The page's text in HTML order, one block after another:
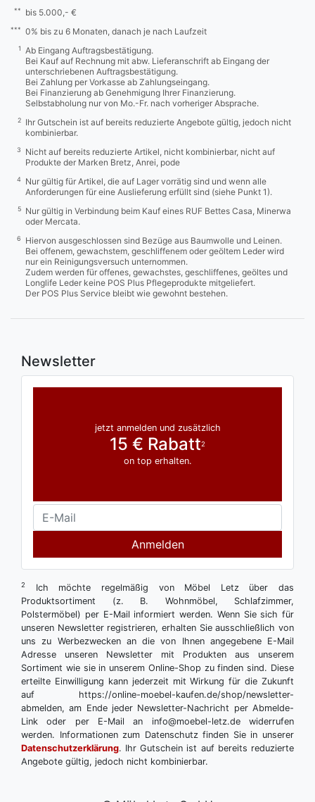
** bis 5.000,- €
*** 0% bis zu 6 Monaten, danach je nach Laufzeit
1
Ab Eingang Auftragsbestätigung.
Bei Kauf auf Rechnung mit abw. Lieferanschrift ab Eingang der
unterschriebenen Auftragsbestätigung.
Bei Zahlung per Vorkasse ab Zahlungseingang.
Bei Finanzierung ab Genehmigung Ihrer Finanzierung.
Selbstabholung nur von Mo.-Fr. nach vorheriger Absprache.
2
Ihr Gutschein ist auf bereits reduzierte Angebote gültig, jedoch nicht
kombinierbar.
3
Nicht auf bereits reduzierte Artikel, nicht kombinierbar, nicht auf
Produkte der Marken Bretz, Anrei, pode
4
Nur gültig für Artikel, die auf Lager vorrätig sind und wenn alle
Anforderungen für eine Auslieferung erfüllt sind (siehe Punkt 1).
5
Nur gültig in Verbindung beim Kauf eines RUF Bettes Casa, Minerwa
oder Mercata.
6
Hiervon ausgeschlossen sind Bezüge aus Baumwolle und Leinen.
Bei offenem, gewachstem, geschliffenem oder geöltem Leder wird
nur ein Reinigungsversuch unternommen.
Zudem werden für offenes, gewachstes, geschliffenes, geöltes und
Longlife Leder keine POS Plus Pflegeprodukte mitgeliefert.
Der POS Plus Service bleibt wie gewohnt bestehen.
Newsletter
jetzt anmelden und zusätzlich
15 € Rabatt2
on top erhalten.
Anmelden
2
Ich möchte regelmäßig von Möbel Letz über das
Produktsortiment (z. B. Wohnmöbel, Schlafzimmer,
Polstermöbel) per E-Mail informiert werden. Wenn Sie sich für
unseren Newsletter registrieren, erhalten Sie ausschließlich von
uns zu Werbezwecken an die von Ihnen angegebene E-Mail
Adresse unseren Newsletter mit Produkten aus unserem
Sortiment wie sie in unserem Online-Shop zu finden sind. Diese
erteilte Einwilligung kann jederzeit mit Wirkung für die Zukunft
auf https://online-moebel-kaufen.de/shop/newsletter-
abmelden, am Ende jeder Newsletter-Nachricht per Abmelde-
Link oder per E-Mail an info@moebel-letz.de widerrufen
werden. Informationen zum Datenschutz finden Sie in unserer
Datenschutzerklärung. Ihr Gutschein ist auf bereits reduzierte
Angebote gültig, jedoch nicht kombinierbar.